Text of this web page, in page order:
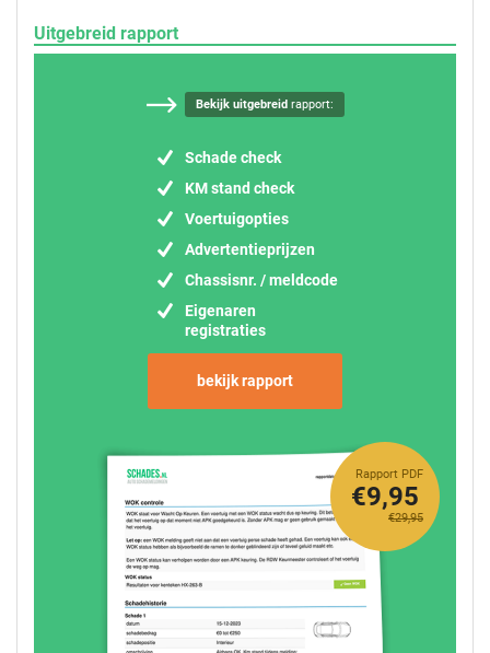
Uitgebreid rapport
Bekijk uitgebreid rapport:
Schade check
KM stand check
Voertuigopties
Advertentieprijzen
Chassisnr. / meldcode
Eigenaren
registraties
bekijk rapport
Rapport PDF
€29,95
€9,95